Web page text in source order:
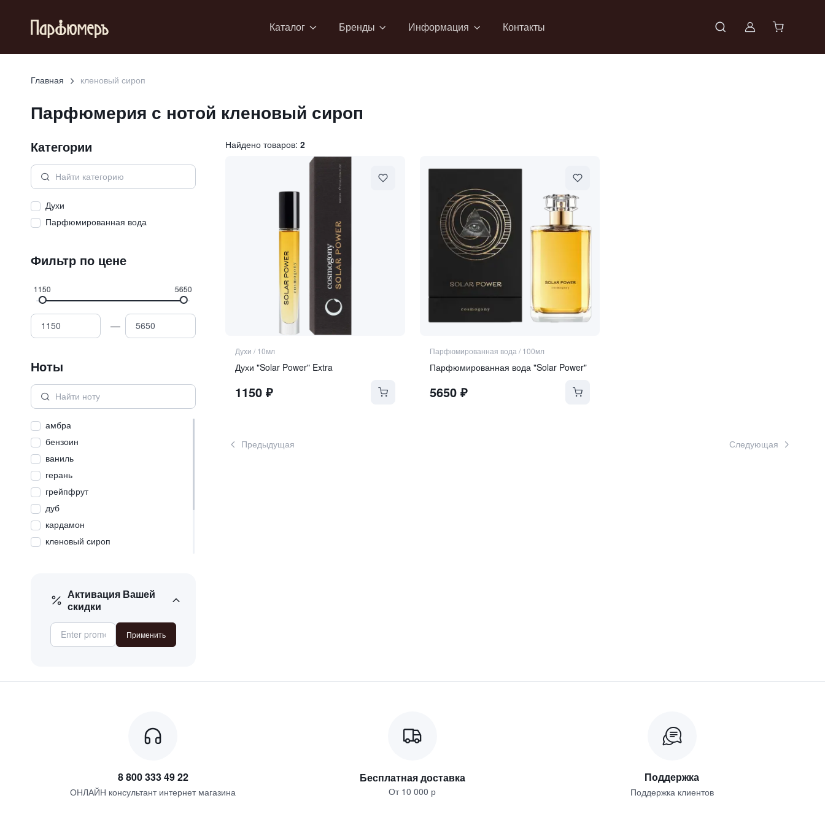
Каталог Бренды Информация Контакты Войти в
Главная кленовый сироп
Парфюмерия с нотой кленовый сироп
Найдено товаров: 2
Духи / 10мл
Духи "Solar Power" Extra
1150₽
Парфюмированная вода / 100мл
Парфюмированная вода "Solar Power"
5650₽
Предыдущая Следующая
Категории
Духи
Парфюмированная вода
Фильтр по цене
1150 5650
—
Ноты
амбра
бензоин
ваниль
герань
грейпфрут
дуб
кардамон
кленовый сироп
ландыш
мох
Активация Вашей
скидки
Применить
8 800 333 49 22
ОНЛАЙН консультант интернет магазина
Бесплатная доставка
От 10 000 р
Поддержка
Поддержка клиентов